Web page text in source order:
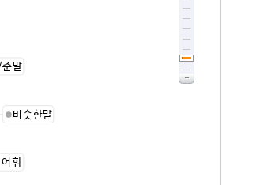
말
비슷한말
휘